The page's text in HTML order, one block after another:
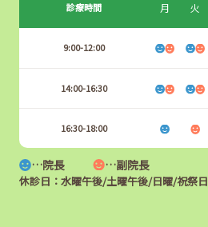
診療時間 月 火
9:00-12:00
14:00-16:30
16:30-18:00
…院長 …副院長
休診日：水曜午後/土曜午後/日曜/祝祭日